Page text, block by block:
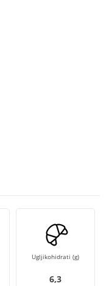
Ugljikohidrati (g)
6,3